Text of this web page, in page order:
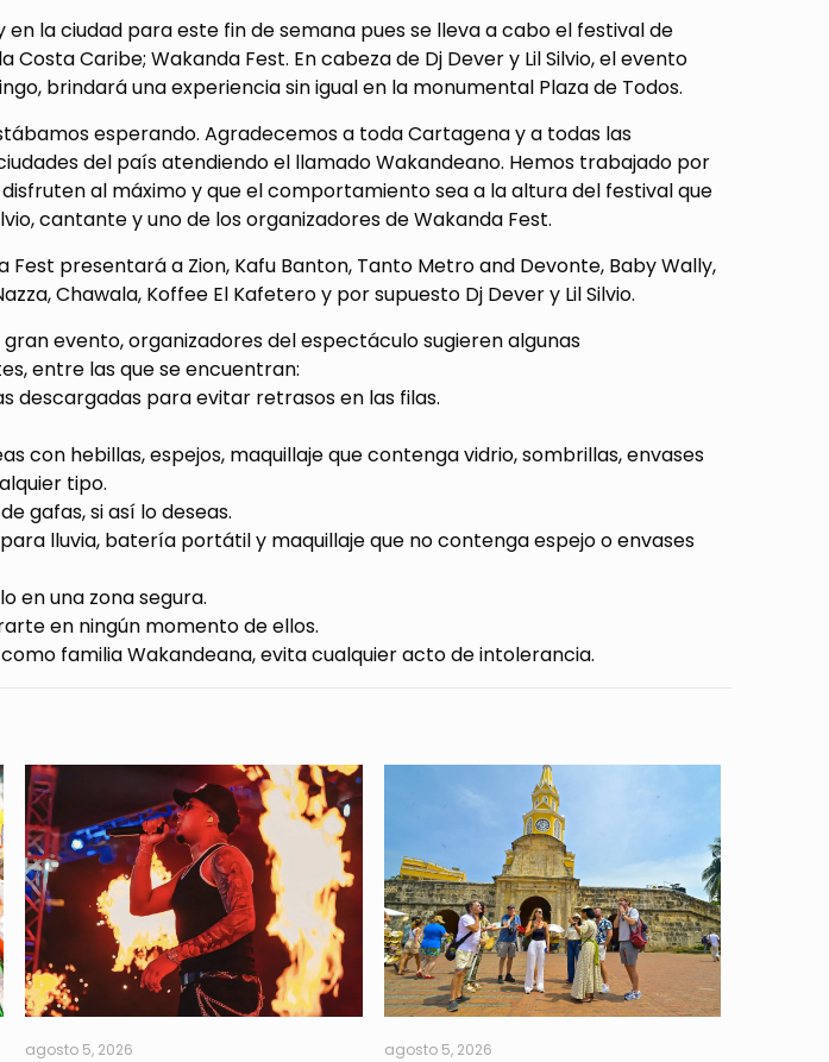
la ciudad para este fin de semana pues se lleva a cabo el festival de
Caribe; Wakanda Fest. En cabeza de Dj Dever y Lil Silvio, el evento
brindará una experiencia sin igual en la monumental Plaza de Todos.
esperando. Agradecemos a toda Cartagena y a todas las
del país atendiendo el llamado Wakandeano. Hemos trabajado por
al máximo y que el comportamiento sea a la altura del festival que
cantante y uno de los organizadores de Wakanda Fest.
Fest presentará a Zion, Kafu Banton, Tanto Metro and Devonte, Baby Wally,
Chawala, Koffee El Kafetero y por supuesto Dj Dever y Lil Silvio.
evento, organizadores del espectáculo sugieren algunas
entre las que se encuentran:
descargadas para evitar retrasos en las filas.
con hebillas, espejos, maquillaje que contenga vidrio, sombrillas, envases
tipo.
gafas, si así lo deseas.
lluvia, batería portátil y maquillaje que no contenga espejo o envases
en una zona segura.
en ningún momento de ellos.
familia Wakandeana, evita cualquier acto de intolerancia.
agosto 5, 2026 agosto 5, 2026